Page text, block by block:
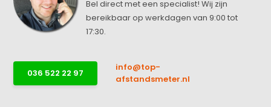
Bel direct met een specialist! Wij zijn
bereikbaar op werkdagen van 9:00 tot
17:30.
036 522 22 97
info@top-
afstandsmeter.nl